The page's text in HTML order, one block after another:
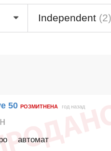
Independent (2)
50 РОЗМИТНЕНА год назад
автомат